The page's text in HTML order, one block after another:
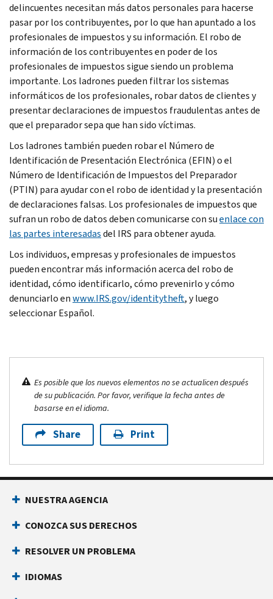
delincuentes necesitan más datos personales para hacerse
pasar por los contribuyentes, por lo que han apuntado a los
profesionales de impuestos y su información. El robo de
información de los contribuyentes en poder de los
profesionales de impuestos sigue siendo un problema
importante. Los ladrones pueden filtrar los sistemas
informáticos de los profesionales, robar datos de clientes y
presentar declaraciones de impuestos fraudulentas antes de
que el preparador sepa que han sido víctimas.
Los ladrones también pueden robar el Número de
Identificación de Presentación Electrónica (EFIN) o el
Número de Identificación de Impuestos del Preparador
(PTIN) para ayudar con el robo de identidad y la presentación
de declaraciones falsas. Los profesionales de impuestos que
sufran un robo de datos deben comunicarse con suenlace con
las partes interesadasdel IRS para obtener ayuda.
Los individuos, empresas y profesionales de impuestos
pueden encontrar más información acerca del robo de
identidad, cómo identificarlo, cómo prevenirlo y cómo
denunciarlo enwww.IRS.gov/identitytheft, y luego
seleccionar Español.
Es posible que los nuevos elementos no se actualicen después
de su publicación. Por favor, verifique la fecha antes de
basarse en el idioma.
Share Print
NUESTRA AGENCIA
CONOZCA SUS DERECHOS
RESOLVER UN PROBLEMA
IDIOMAS